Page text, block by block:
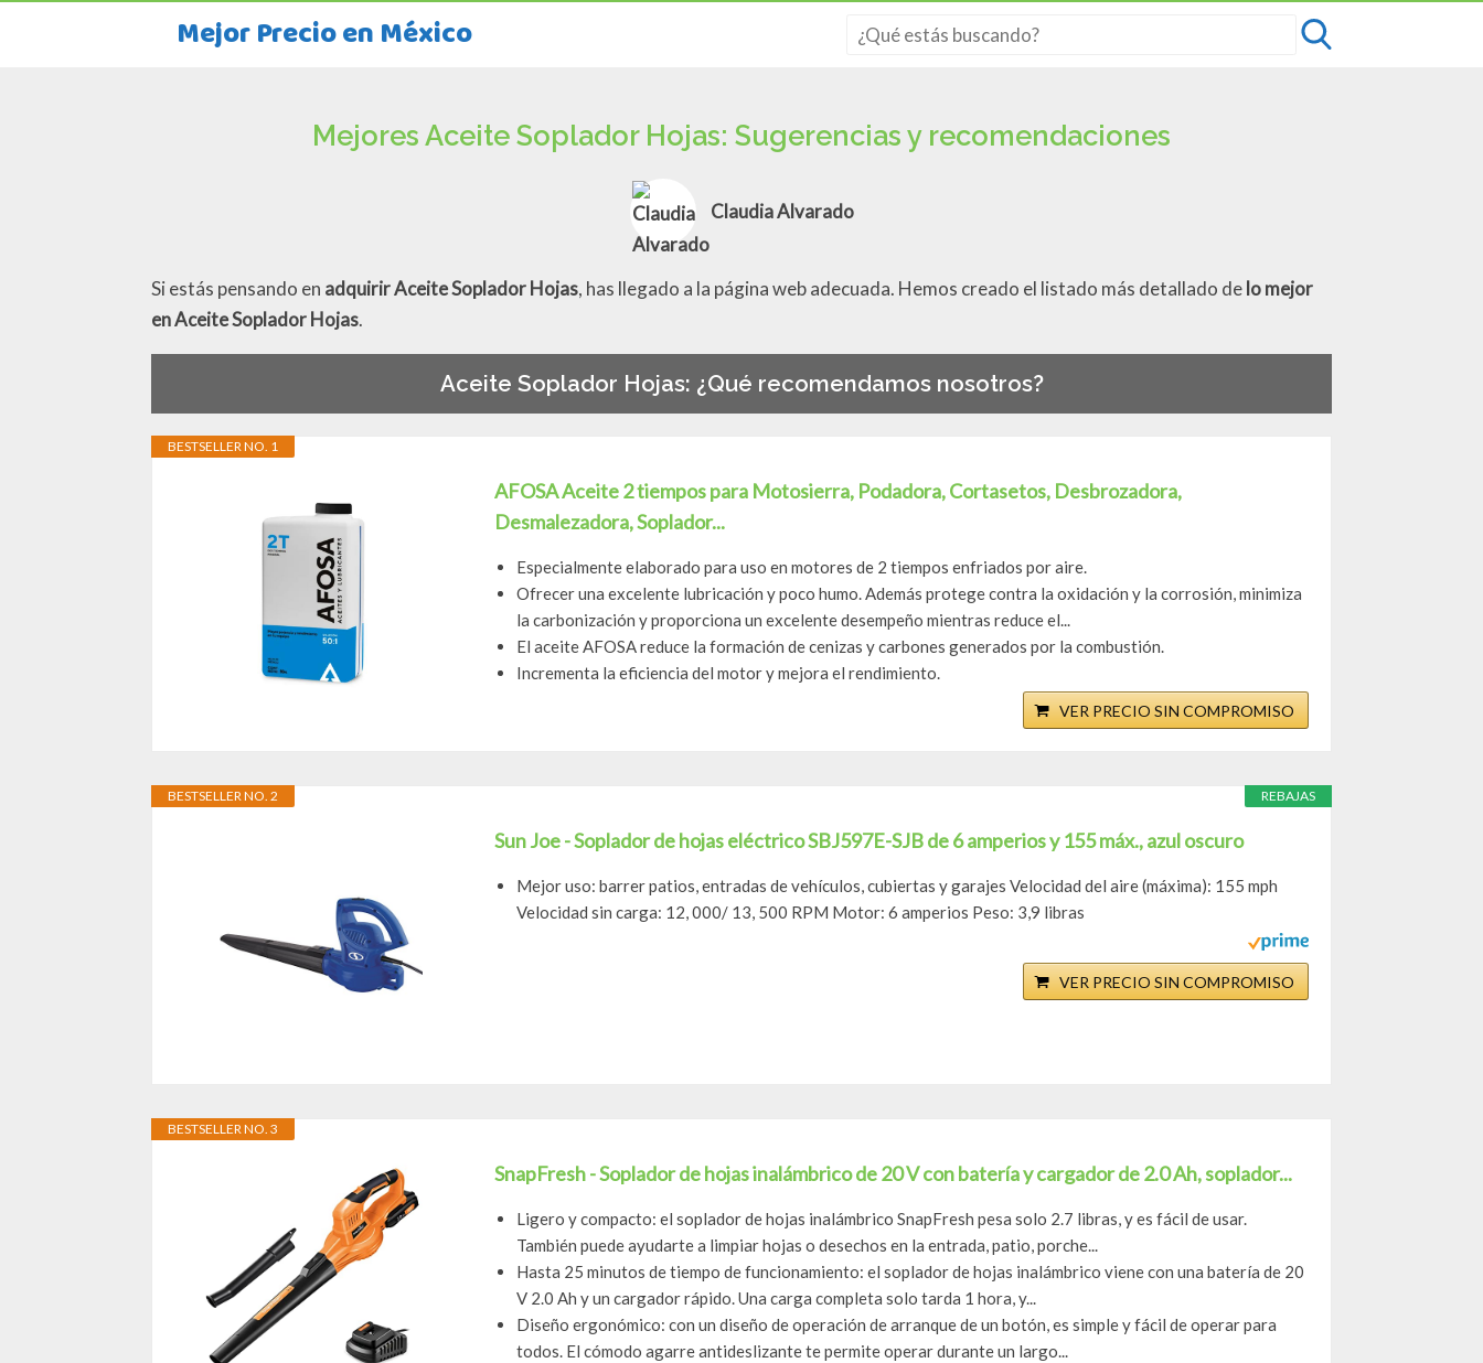
Mejor Precio en México
Mejores Aceite Soplador Hojas: Sugerencias y recomendaciones
Claudia Alvarado
Si estás pensando en adquirir Aceite Soplador Hojas, has llegado a la página web adecuada. Hemos creado el listado más detallado delo mejor
en Aceite Soplador Hojas.
Aceite Soplador Hojas: ¿Qué recomendamos nosotros?
BESTSELLER NO. 1
AFOSA Aceite 2 tiempos para Motosierra, Podadora, Cortasetos, Desbrozadora,
Desmalezadora, Soplador...
Especialmente elaborado para uso en motores de 2 tiempos enfriados por aire.
Ofrecer una excelente lubricación y poco humo. Además protege contra la oxidación y la corrosión, minimiza
la carbonización y proporciona un excelente desempeño mientras reduce el...
El aceite AFOSA reduce la formación de cenizas y carbones generados por la combustión.
Incrementa la eficiencia del motor y mejora el rendimiento.
VER PRECIO SIN COMPROMISO
REBAJAS
BESTSELLER NO. 2
Sun Joe - Soplador de hojas eléctrico SBJ597E-SJB de 6 amperios y 155 máx., azul oscuro
Mejor uso: barrer patios, entradas de vehículos, cubiertas y garajes Velocidad del aire (máxima): 155 mph
Velocidad sin carga: 12, 000/ 13, 500 RPM Motor: 6 amperios Peso: 3,9 libras
VER PRECIO SIN COMPROMISO
BESTSELLER NO. 3
SnapFresh - Soplador de hojas inalámbrico de 20 V con batería y cargador de 2.0 Ah, soplador...
Ligero y compacto: el soplador de hojas inalámbrico SnapFresh pesa solo 2.7 libras, y es fácil de usar.
También puede ayudarte a limpiar hojas o desechos en la entrada, patio, porche...
Hasta 25 minutos de tiempo de funcionamiento: el soplador de hojas inalámbrico viene con una batería de 20
V 2.0 Ah y un cargador rápido. Una carga completa solo tarda 1 hora, y...
Diseño ergonómico: con un diseño de operación de arranque de un botón, es simple y fácil de operar para
todos. El cómodo agarre antideslizante te permite operar durante un largo...